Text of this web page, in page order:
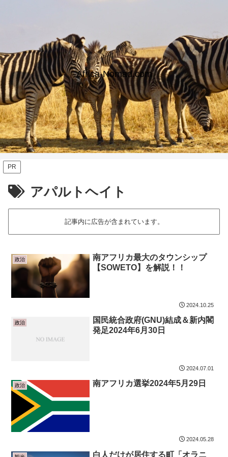
Africa-Nomad.com
PR
アパルトヘイト
記事内に広告が含まれています。
政治
南アフリカ最大のタウンシップ
【SOWETO】を解説！！
2024.10.25
政治
国民統合政府(GNU)結成＆新内閣
発足2024年6月30日
2024.07.01
政治 南アフリカ選挙2024年5月29日
2024.05.28
白人だけが居住する町「オラニ